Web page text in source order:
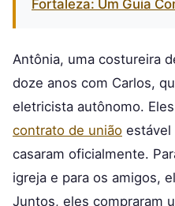
Fortaleza: Um Guia
Antônia, uma costureira
doze anos com Carlos,
eletricista autônomo.
contrato de união estável
casaram oficialmente.
igreja e para os amigos,
Juntos, eles compraram